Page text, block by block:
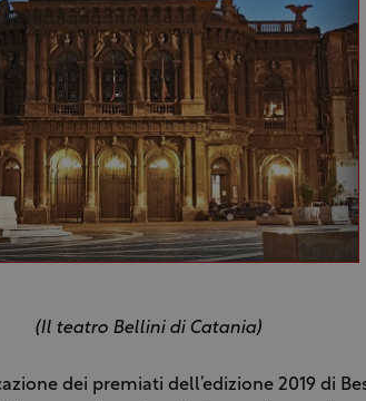
(Il teatro Bellini di Catania)
dei premiati dell’edizione 2019 di